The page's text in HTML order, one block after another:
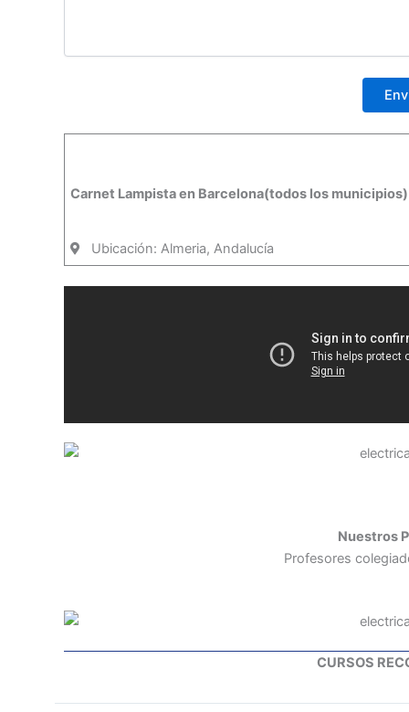
Carnet Lampista en Barcelona(todos los
Ubicación: Almeria, Andalucía
Nuestros
Profesores
CURSOS